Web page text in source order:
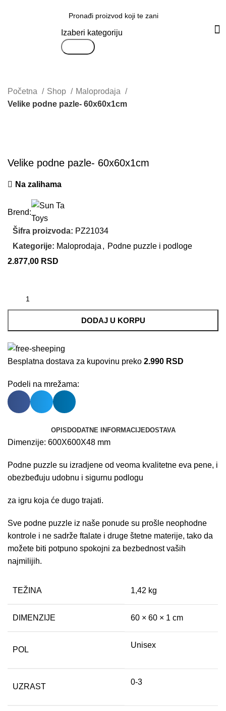
Izaberi kategoriju
Početna Shop
Maloprodaja
Velike podne pazle- 60x60x1cm
Velike podne pazle- 60x60x1cm
Na zalihama
Brend:
Šifra proizvoda: PZ21034
Kategorije: Maloprodaja , Podne puzzle i podloge
2.877,00 RSD
DODAJ U KORPU
Besplatna dostava za kupovinu preko 2.990 RSD
Podeli na mrežama:
OPISDODATNE INFORMACIJEDOSTAVA
Dimenzije: 600X600X48 mm
Podne puzzle su izradjene od veoma kvalitetne eva pene, i
obezbeđuju udobnu i sigurnu podlogu
za igru koja će dugo trajati.
Sve podne puzzle iz naše ponude su prošle neophodne
kontrole i ne sadrže ftalate i druge štetne materije, tako da
možete biti potpuno spokojni za bezbednost vaših
najmilijih.
TEŽINA 1,42 kg
DIMENZIJE 60 × 60 × 1 cm
POL
Unisex
UZRAST
0-3